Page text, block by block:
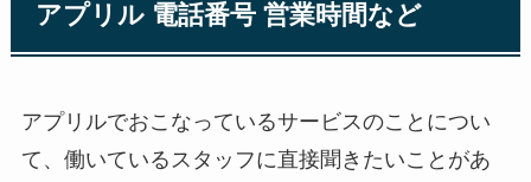
アプリル 電話番号 営業時間など
アプリルでおこなっているサービスのことについ
て、働いているスタッフに直接聞きたいことがあ